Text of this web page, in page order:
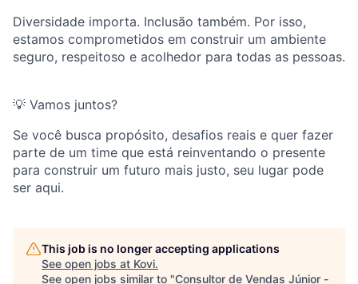
Diversidade importa. Inclusão também. Por isso,
estamos comprometidos em construir um ambiente
seguro, respeitoso e acolhedor para todas as pessoas.
💡 Vamos juntos?
Se você busca propósito, desafios reais e quer fazer
parte de um time que está reinventando o presente
para construir um futuro mais justo, seu lugar pode
ser aqui.
This job is no longer accepting applications
See open jobs at Kovi.
See open jobs similar to "Consultor de Vendas Júnior -